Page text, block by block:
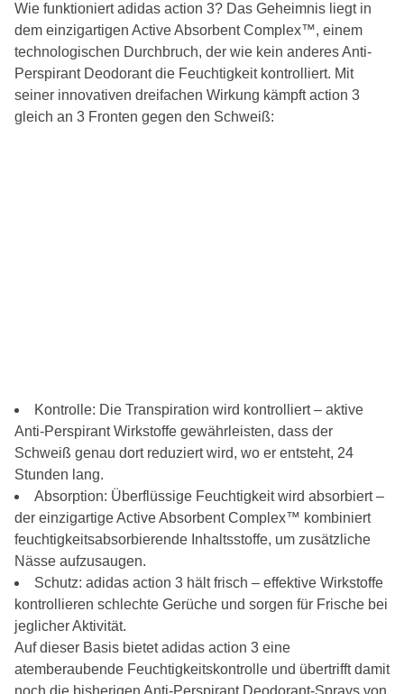
Wie funktioniert adidas action 3? Das Geheimnis liegt in
dem einzigartigen Active Absorbent Complex™, einem
technologischen Durchbruch, der wie kein anderes Anti-
Perspirant Deodorant die Feuchtigkeit kontrolliert. Mit
seiner innovativen dreifachen Wirkung kämpft action 3
gleich an 3 Fronten gegen den Schweiß:
Kontrolle: Die Transpiration wird kontrolliert – aktive
Anti-Perspirant Wirkstoffe gewährleisten, dass der
Schweiß genau dort reduziert wird, wo er entsteht, 24
Stunden lang.
Absorption: Überflüssige Feuchtigkeit wird absorbiert –
der einzigartige Active Absorbent Complex™ kombiniert
feuchtigkeitsabsorbierende Inhaltsstoffe, um zusätzliche
Nässe aufzusaugen.
Schutz: adidas action 3 hält frisch – effektive Wirkstoffe
kontrollieren schlechte Gerüche und sorgen für Frische bei
jeglicher Aktivität.
Auf dieser Basis bietet adidas action 3 eine
atemberaubende Feuchtigkeitskontrolle und übertrifft damit
noch die bisherigen Anti-Perspirant Deodorant-Sprays von